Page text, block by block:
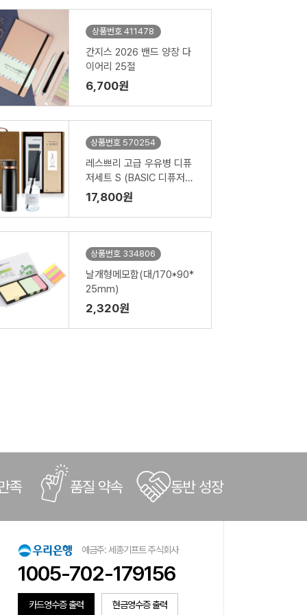
상품번호 411478
간지스 2026 밴드 양장 다
이어리 25절
6,700원
상품번호 570254
레스쁘리 고급 우유병 디퓨
저세트 S (BASIC 디퓨저(1
50ml)+텀블러(벅스로얄))
17,800원
상품번호 334806
날개형메모함(대/170*90*
25mm)
2,320원
족 품질 약속 동반 성장
예금주: 세종기프트 주식회사
1005-702-179156
카드영수증 출력 현금영수증 출력